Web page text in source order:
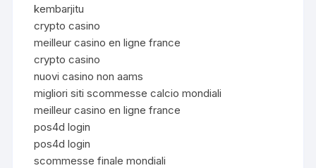
kembarjitu
crypto casino
meilleur casino en ligne france
crypto casino
nuovi casino non aams
migliori siti scommesse calcio mondiali
meilleur casino en ligne france
pos4d login
pos4d login
scommesse finale mondiali